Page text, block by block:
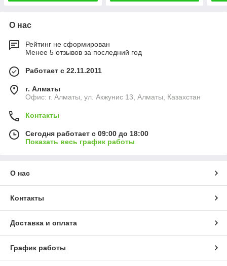
О нас
Рейтинг не сформирован
Менее 5 отзывов за последний год
Работает с 22.11.2011
г. Алматы
Офис: г. Алматы, ул. Акжунис 13, Алматы, Казахстан
Контакты
Сегодня работает с 09:00 до 18:00
Показать весь график работы
О нас
Контакты
Доставка и оплата
График работы